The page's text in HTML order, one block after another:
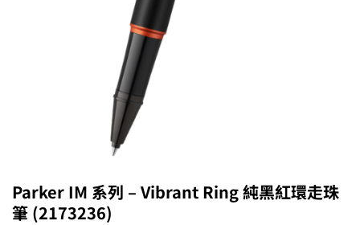
Parker IM 系列 – Vibrant Ring 純黑紅環走珠
筆 (2173236)